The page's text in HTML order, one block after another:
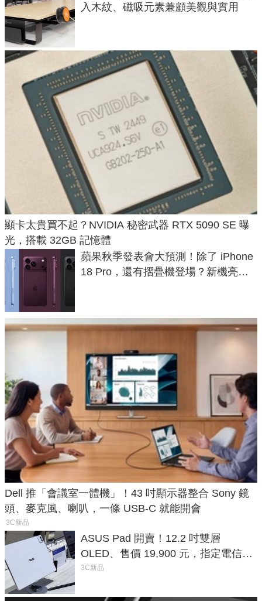
入木紋、磁吸元素兼顧美觀與實用
顯卡太貴買不起？NVIDIA 秘密武器 RTX 5090 SE 曝
光，搭載 32GB 記憶體
蘋果秋季發表會大預測！除了 iPhone
18 Pro，還有摺疊機登場？新機亮點
Dell 推「會議室一體機」！43 吋顯示器整合 Sony 鏡
頭、麥克風、喇叭，一條 USB-C 就能開會
3C新品
ASUS Pad 開賣！12.2 吋雙層
OLED、售價 19,900 元，指定電信資
費最低 0 元入手
3C新品